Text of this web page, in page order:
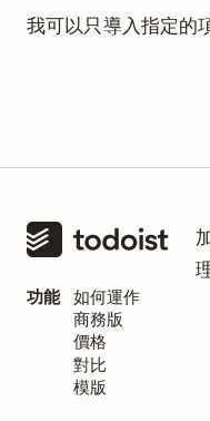
我可以只導入指定的
功能
如何運作
商務版
價格
對比
模版